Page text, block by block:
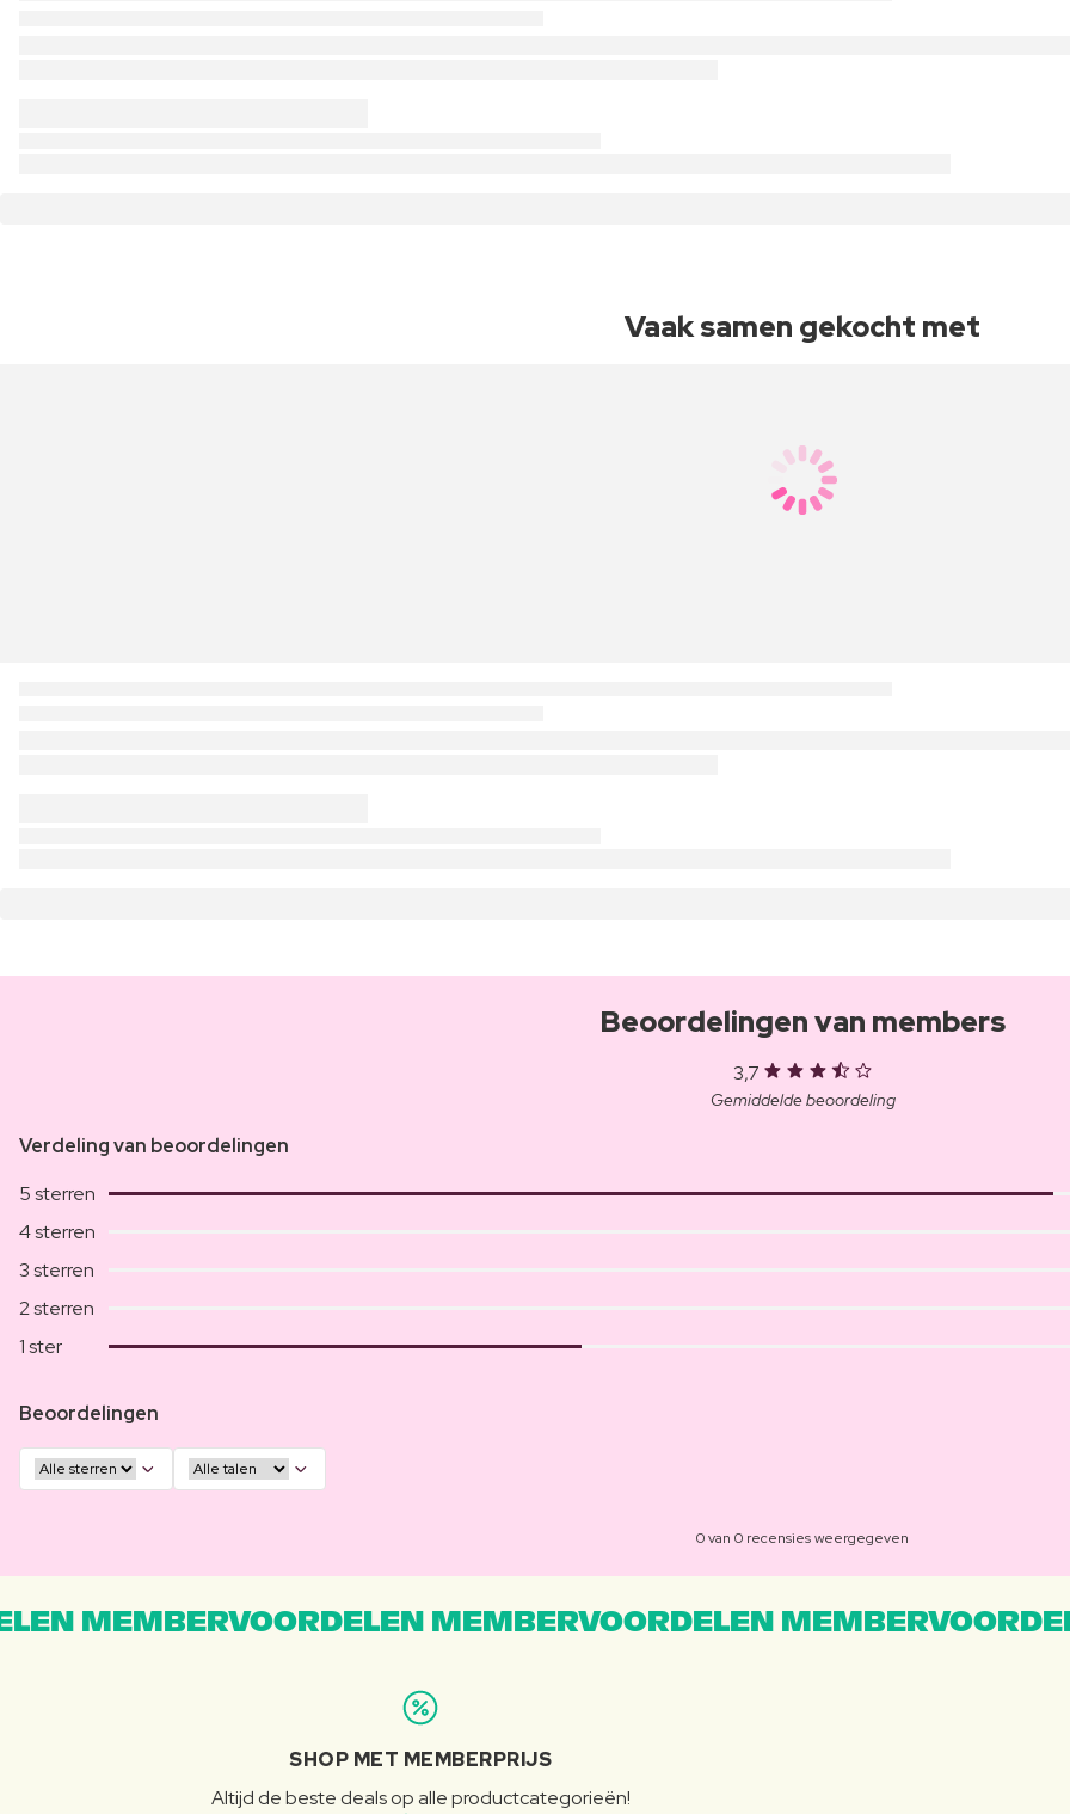
Vaak samen gekocht met
Beoordelingen van members
3,7
Gemiddelde beoordeling
Verdeling van beoordelingen
5 sterren
4 sterren
3 sterren
2 sterren
1 ster
Beoordelingen
0 van 0 recensies weergegeven
MEMBERVOORDELEN MEMBERVOORDELEN
SHOP MET MEMBERPRIJS
Altijd de beste deals op alle productcategorieën!